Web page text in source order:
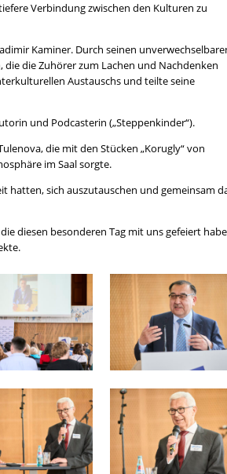
Verbindung zwischen den Kulturen zu
Kaminer. Durch seinen
die Zuhörer zum Lachen und Nachdenken
Austauschs und teilte seine
und Podcasterin („Steppenkinder“).
die mit den Stücken „Korugly“ von
im Saal sorgte.
hatten, sich auszutauschen und gemeinsam
diesen besonderen Tag mit uns gefeiert